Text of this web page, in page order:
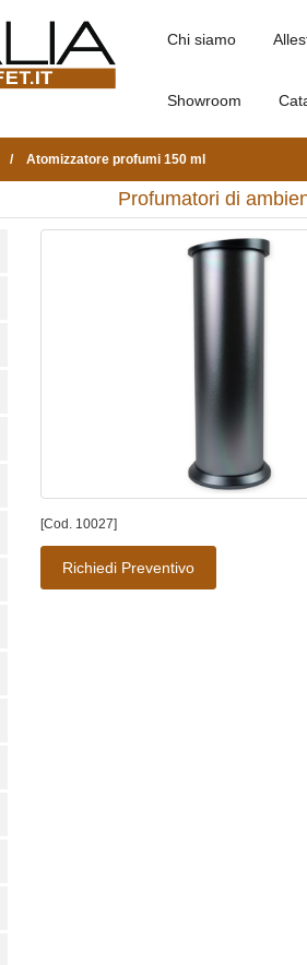
Chi siamo
Showroom
Atomizzatore profumi 150 ml
Profumatori di
[Cod. 10027]
Richiedi Preventivo